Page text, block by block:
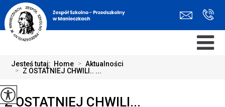
Jesteś tutaj: Home > Aktualności
> Z OSTATNIEJ CHWILI.. ...
Z OSTATNIEJ CHWILI...